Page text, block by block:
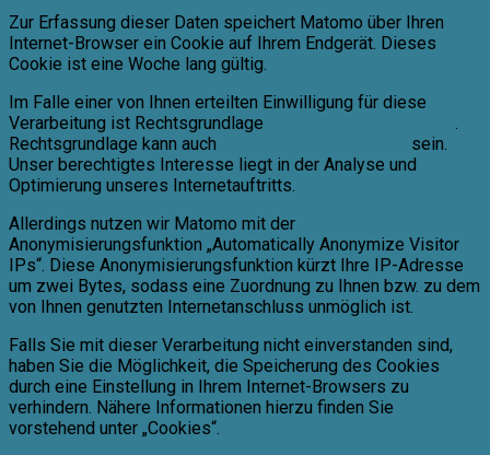
Zur Erfassung dieser Daten speichert Matomo über Ihren
Internet-Browser ein Cookie auf Ihrem Endgerät. Dieses
Cookie ist eine Woche lang gültig.
Im Falle einer von Ihnen erteilten Einwilligung für diese
Verarbeitung ist Rechtsgrundlage
.
Rechtsgrundlage kann auch
sein.
Unser berechtigtes Interesse liegt in der Analyse und
Optimierung unseres Internetauftritts.
Allerdings nutzen wir Matomo mit der
Anonymisierungsfunktion „Automatically Anonymize Visitor
IPs“. Diese Anonymisierungsfunktion kürzt Ihre IP-Adresse
um zwei Bytes, sodass eine Zuordnung zu Ihnen bzw. zu dem
von Ihnen genutzten Internetanschluss unmöglich ist.
Falls Sie mit dieser Verarbeitung nicht einverstanden sind,
haben Sie die Möglichkeit, die Speicherung des Cookies
durch eine Einstellung in Ihrem Internet-Browsers zu
verhindern. Nähere Informationen hierzu finden Sie
vorstehend unter „Cookies“.